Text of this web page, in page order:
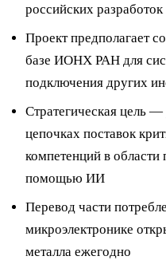
российских разработок
Проект предполагает
базе ИОНХ РАН для
подключения других
Стратегическая цель
цепочках поставок
компетенций в области
помощью ИИ
Перевод части
микроэлектронике
металла ежегодно